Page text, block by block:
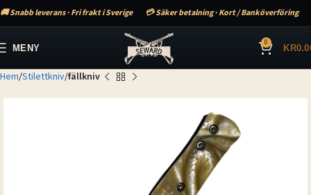
🚚 Snabb leverans · Fri frakt i Sverige 💳 Säker betalning · Kort / Banköverföring
MENY 0 KR
Hem Stilettkniv fällkniv